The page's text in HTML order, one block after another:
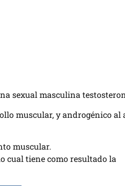
sexual masculina
muscular, y androgénico al
muscular.
cual tiene como resultado la